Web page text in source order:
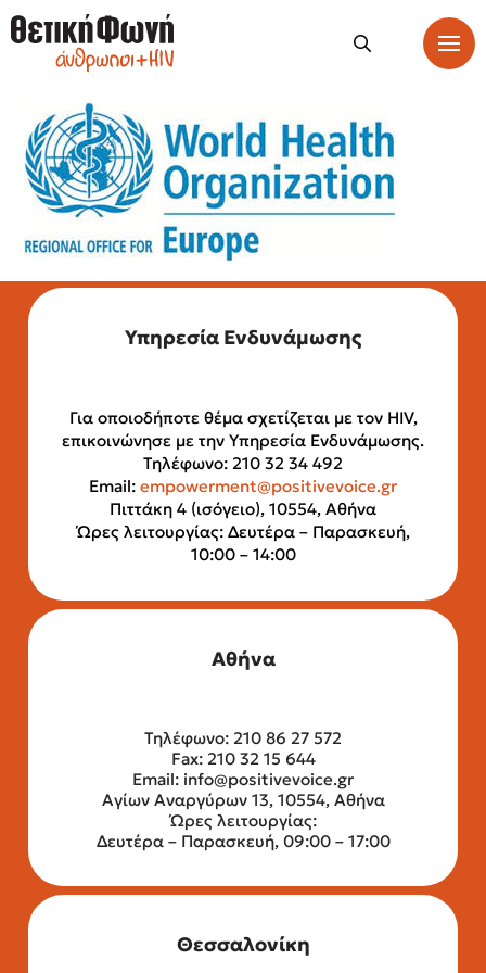
Υπηρεσία Ενδυνάμωσης
Για οποιοδήποτε θέμα σχετίζεται με τον HIV,
επικοινώνησε με την Υπηρεσία Ενδυνάμωσης.
Τηλέφωνο: 210 32 34 492
Email: empowerment@positivevoice.gr
Πιττάκη 4 (ισόγειο), 10554, Αθήνα
Ώρες λειτουργίας: Δευτέρα – Παρασκευή,
10:00 – 14:00
Αθήνα
Τηλέφωνο: 210 86 27 572
Fax: 210 32 15 644
Email: info@positivevoice.gr
Αγίων Αναργύρων 13, 10554, Αθήνα
Ώρες λειτουργίας:
Δευτέρα – Παρασκευή, 09:00 – 17:00
Θεσσαλονίκη